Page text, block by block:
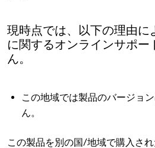
現時点では、以下の理由に
に関するオンラインサポー
ん。
この地域では製品のバージョ
ん。
この製品を別の国/地域で購入さ